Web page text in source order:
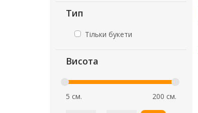
Тип
Тільки букети
Висота
5 см. 200 см.